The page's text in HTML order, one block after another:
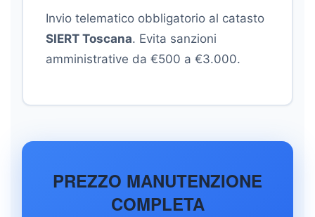
Invio telematico obbligatorio al catasto
SIERT Toscana. Evita sanzioni
amministrative da €500 a €3.000.
PREZZO MANUTENZIONE
COMPLETA